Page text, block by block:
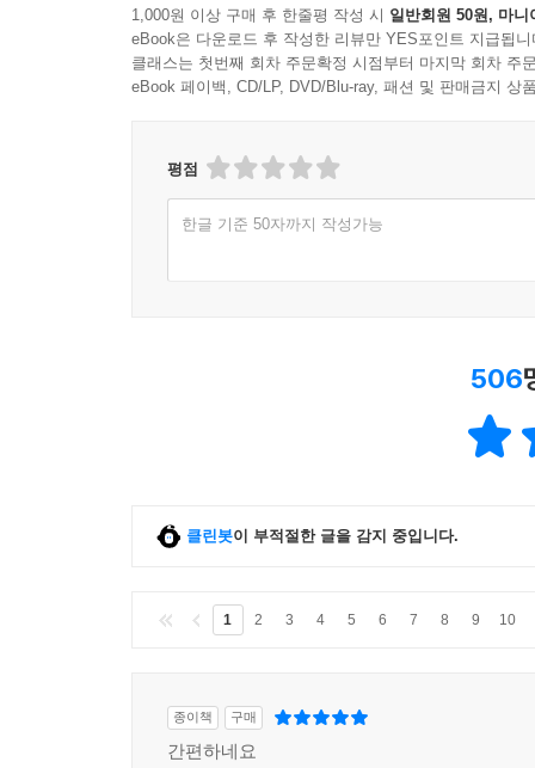
1,000원 이상 구매 후 한줄평 작성 시 일반회원 50원, 마니
eBook은 다운로드 후 작성한 리뷰만 YES포인트 지급됩니
클래스는 첫번째 회차 주문확정 시점부터 마지막 회차 주
eBook 페이백, CD/LP, DVD/Blu-ray, 패션 및 판매금지 상
평점
한글 기준 50자까지 작성가능
506
클린봇이 부적절한 글을 감지 중입니다.
1 2 3 4 5 6 7 8 9 10
종이책 구매
간편하네요